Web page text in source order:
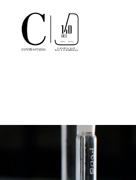
INFORMAÇÃO